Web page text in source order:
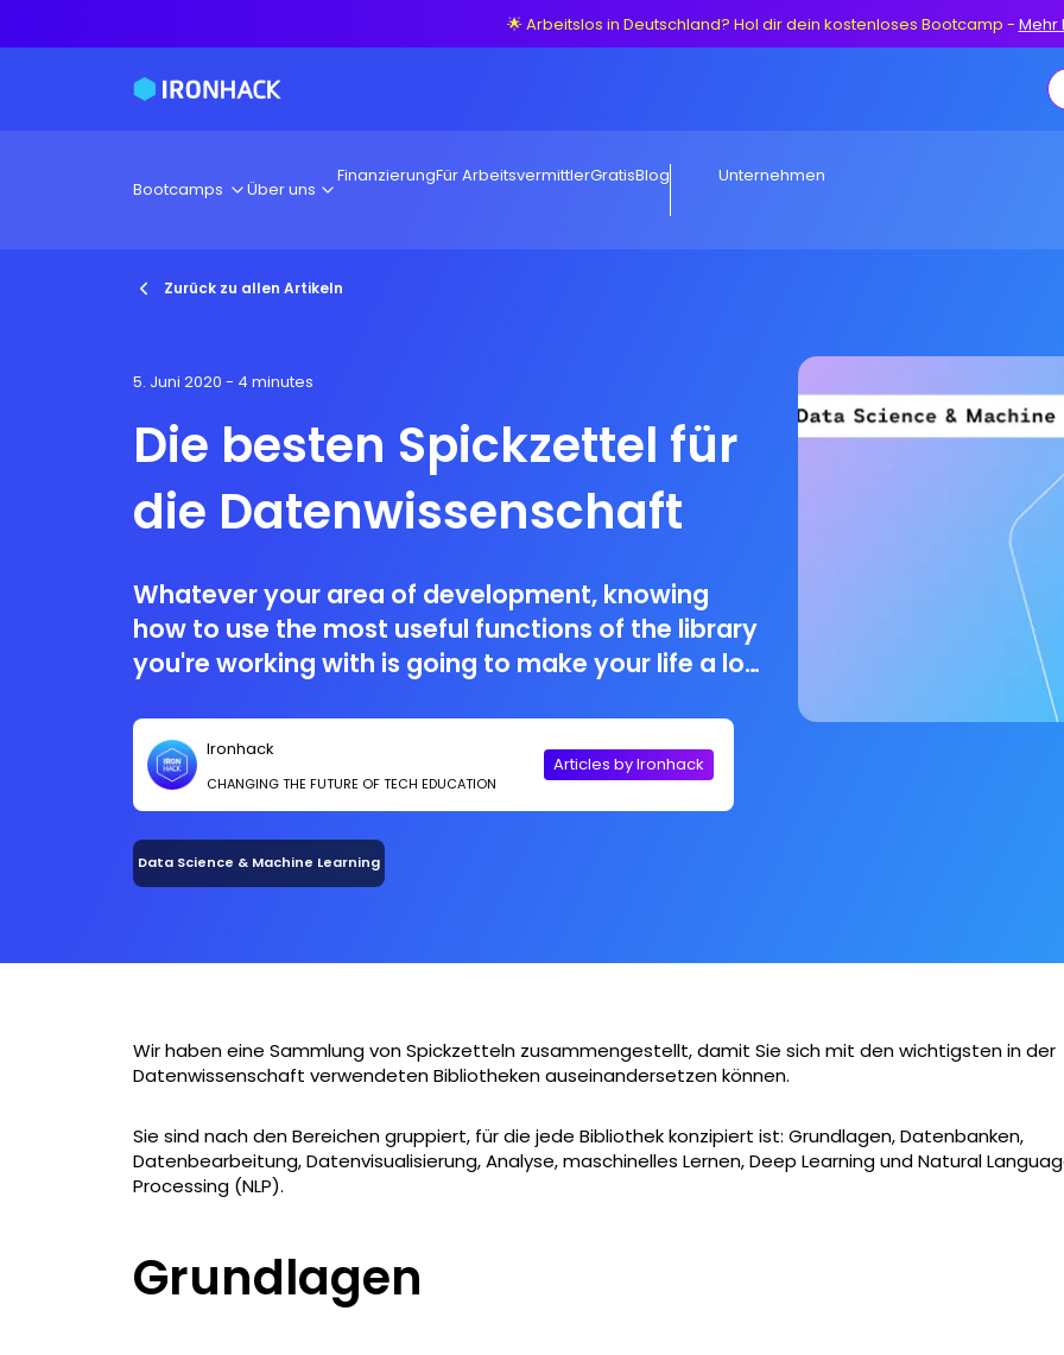
🌟 Arbeitslos in Deutschland? Hol dir dein kostenloses Bootcamp - Mehr
Bootcamps Über uns
FinanzierungFür ArbeitsvermittlerGratisBlog Unternehmen
Zurück zu allen Artikeln
5. Juni 2020 - 4 minutes
Die besten Spickzettel für
die Datenwissenschaft
Whatever your area of development, knowing
how to use the most useful functions of the library
you're working with is going to make your life a lot
Ironhack
CHANGING THE FUTURE OF TECH EDUCATION
Articles by Ironhack
Data Science & Machine Learning
Wir haben eine Sammlung von Spickzetteln zusammengestellt, damit Sie sich mit den wichtigsten in der
Datenwissenschaft verwendeten Bibliotheken auseinandersetzen können.
Sie sind nach den Bereichen gruppiert, für die jede Bibliothek konzipiert ist: Grundlagen, Datenbanken,
Datenbearbeitung, Datenvisualisierung, Analyse, maschinelles Lernen, Deep Learning und Natural
Processing (NLP).
Grundlagen